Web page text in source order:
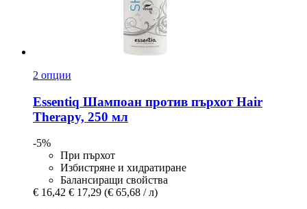
2 опции
Essentiq Шампоан против пърхот Hair
Therapy, 250 мл
-5%
При пърхот
Избистряне и хидратиране
Балансиращи свойства
€ 16,42 € 17,29 (€ 65,68 / л)